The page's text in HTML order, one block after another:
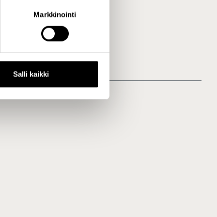
Markkinointi
Salli kaikki
tilasto/vpa